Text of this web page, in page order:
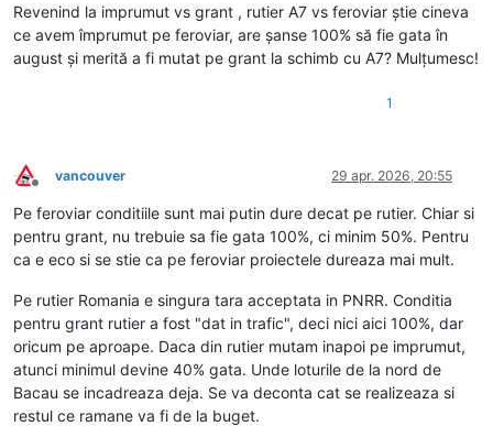
Revenind la imprumut vs grant , rutier A7 vs feroviar știe cineva
ce avem împrumut pe feroviar, are șanse 100% să fie gata în
august și merită a fi mutat pe grant la schimb cu A7? Mulțumesc!
1
Deconectat
vancouver 29 apr. 2026, 20:55
Pe feroviar conditiile sunt mai putin dure decat pe rutier. Chiar si
pentru grant, nu trebuie sa fie gata 100%, ci minim 50%. Pentru
ca e eco si se stie ca pe feroviar proiectele dureaza mai mult.
Pe rutier Romania e singura tara acceptata in PNRR. Conditia
pentru grant rutier a fost "dat in trafic", deci nici aici 100%, dar
oricum pe aproape. Daca din rutier mutam inapoi pe imprumut,
atunci minimul devine 40% gata. Unde loturile de la nord de
Bacau se incadreaza deja. Se va deconta cat se realizeaza si
restul ce ramane va fi de la buget.